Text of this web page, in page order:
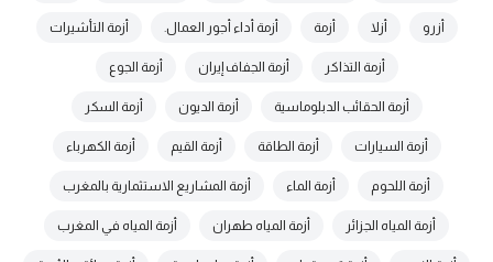
أزرو أزلا أزمة أزمة أداء أجور العمال. أزمة التأشيرات
أزمة التذاكر أزمة الجفاف إيران أزمة الجوع
أزمة الحقائب الدبلوماسية أزمة الديون أزمة السكر
أزمة السيارات أزمة الطاقة أزمة القيم أزمة الكهرباء
أزمة اللحوم أزمة الماء أزمة المشاريع الاستثمارية بالمغرب
أزمة المياه الجزائر أزمة المياه طهران أزمة المياه في المغرب